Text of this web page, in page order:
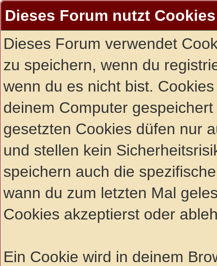
Dieses Forum nutzt Cookies
Dieses Forum verwendet
zu speichern, wenn du
wenn du es nicht bist.
deinem Computer
gesetzten Cookies düfen nur
und stellen kein
speichern auch die
wann du zum letzten Mal
Cookies akzeptierst oder
Ein Cookie wird in deinem